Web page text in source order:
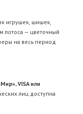
игрушек, шишек,
лотоса — цветочный
на весь период
VISA или
лиц доступна